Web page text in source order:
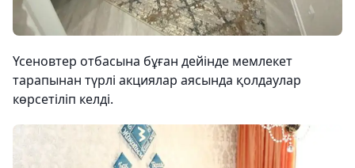
Үсеновтер отбасына бұған дейінде мемлекет
тарапынан түрлі акциялар аясында қолдаулар
көрсетіліп келді.